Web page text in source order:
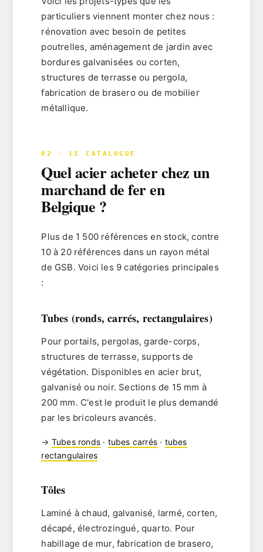
particuliers viennent monter chez nous :
rénovation avec besoin de petites
poutrelles, aménagement de jardin avec
bordures galvanisées ou corten,
structures de terrasse ou pergola,
fabrication de brasero ou de mobilier
métallique.
02 · LE CATALOGUE
Quel acier acheter chez un
marchand de fer en
Belgique ?
Plus de 1 500 références en stock, contre
10 à 20 références dans un rayon métal
de GSB. Voici les 9 catégories principales
:
Tubes (ronds, carrés, rectangulaires)
Pour portails, pergolas, garde-corps,
structures de terrasse, supports de
végétation. Disponibles en acier brut,
galvanisé ou noir. Sections de 15 mm à
200 mm. C'est le produit le plus demandé
par les bricoleurs avancés.
→ Tubes ronds· tubes carrés· tubes
rectangulaires
Tôles
Laminé à chaud, galvanisé, larmé, corten,
décapé, électrozingué, quarto. Pour
habillage de mur, fabrication de brasero,